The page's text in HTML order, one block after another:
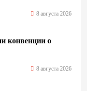
8 августа 2026
конвенции о
8 августа 2026